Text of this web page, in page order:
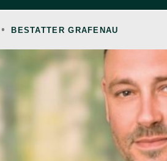
BESTATTER GRAFENAU